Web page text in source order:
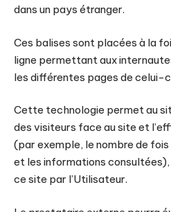
dans un pays étranger.
Ces balises sont placées à la
ligne permettant aux
les différentes pages de celui-
Cette technologie permet au
des visiteurs face au site et
(par exemple, le nombre de
et les informations consultées),
ce site par l’Utilisateur.